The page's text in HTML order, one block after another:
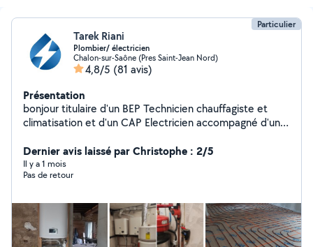
Particulier
Tarek Riani
Plombier/ électricien
Chalon-sur-Saône (Pres Saint-Jean Nord)
4,8/5 (81 avis)
Présentation
bonjour titulaire d'un BEP Technicien chauffagiste et
climatisation et d'un CAP Electricien accompagné d'une
domaines . Je propose mes services avec sérieux et
rigueur n'hésitez pas à me contacter
Dernier avis laissé par Christophe : 2/5
Il y a 1 mois
Pas de retour